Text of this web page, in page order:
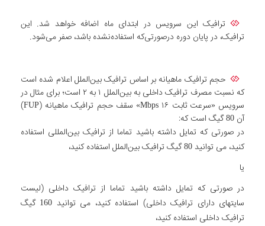
ترافیک این سرویس در ابتدای ماه اضافه خواهد شد. این
ترافیک، در پایان دوره درصورتی‌که استفاده‌نشده باشد، صفر می‌شود.
حجم ترافیک ماهیانه بر اساس ترافیک بین‌الملل اعلام شده است
که نسبت مصرف ترافیک داخلی به بین‌الملل ۱ به ۲ است؛ برای مثال در
سرویس «سرعت ثابت Mbps ۱۶» سقف حجم ترافیک ماهیانه (FUP)
آن 80 گیگ است که:
در صورتی که تمایل داشته باشید تماما از ترافیک بین‌المللی استفاده
کنید، می توانید 80 گیگ ترافیک بین‌الملل استفاده کنید،
یا
در صورتی که تمایل داشته باشید تماما از ترافیک داخلی (لیست
سایتهای دارای ترافیک داخلی) استفاده کنید، می توانید 160 گیگ
ترافیک داخلی استفاده کنید،